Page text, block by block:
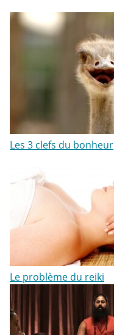
Les 3 clefs du bonheur
Le problème du reiki